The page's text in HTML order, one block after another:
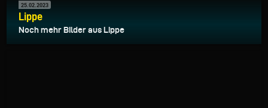
25.02.2023
Lippe
Noch mehr Bilder aus Lippe